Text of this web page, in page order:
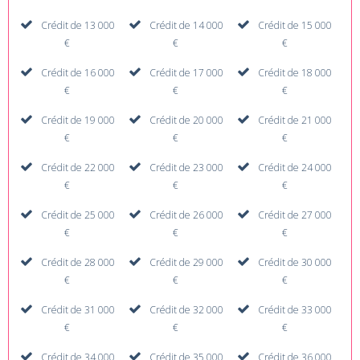
Crédit de 13 000
€
Crédit de 14 000
€
Crédit de 15 000
€
Crédit de 16 000
€
Crédit de 17 000
€
Crédit de 18 000
€
Crédit de 19 000
€
Crédit de 20 000
€
Crédit de 21 000
€
Crédit de 22 000
€
Crédit de 23 000
€
Crédit de 24 000
€
Crédit de 25 000
€
Crédit de 26 000
€
Crédit de 27 000
€
Crédit de 28 000
€
Crédit de 29 000
€
Crédit de 30 000
€
Crédit de 31 000
€
Crédit de 32 000
€
Crédit de 33 000
€
Crédit de 34 000 Crédit de 35 000 Crédit de 36 000